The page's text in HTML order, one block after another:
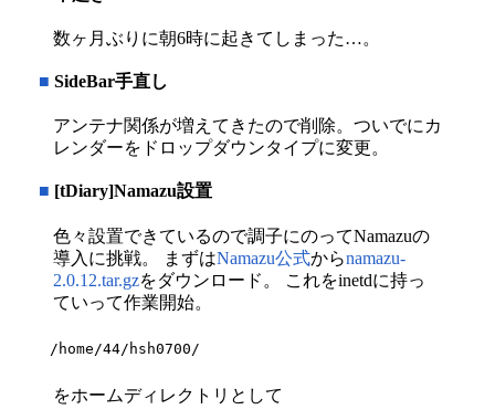
数ヶ月ぶりに朝6時に起きてしまった…。
■ SideBar手直し
アンテナ関係が増えてきたので削除。ついでにカ
レンダーをドロップダウンタイプに変更。
■ [tDiary]Namazu設置
色々設置できているので調子にのってNamazuの
導入に挑戦。 まずはNamazu公式からnamazu-
2.0.12.tar.gzをダウンロード。 これをinetdに持っ
ていって作業開始。
/home/44/hsh0700/
をホームディレクトリとして